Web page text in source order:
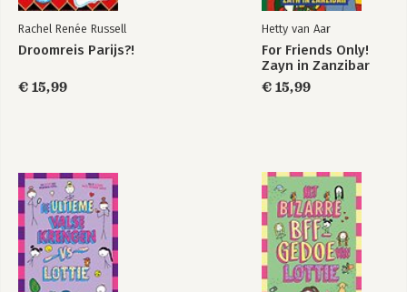
Rachel Renée Russell
Droomreis Parijs?!
€ 15,99
Hetty van Aar
For Friends Only!
Zayn in Zanzibar
€ 15,99